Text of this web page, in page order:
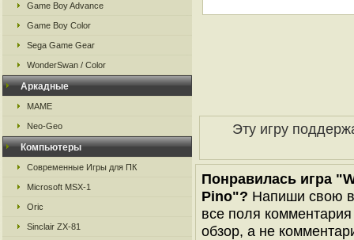
Game Boy Advance
Game Boy Color
Sega Game Gear
WonderSwan / Color
Аркадные
MAME
Neo-Geo
Компьютеры
Современные Игры для ПК
Microsoft MSX-1
Oric
Sinclair ZX-81
Эту игру
Понравилась игра
Pino"? Напиши свою
все поля комментария
обзор, а не